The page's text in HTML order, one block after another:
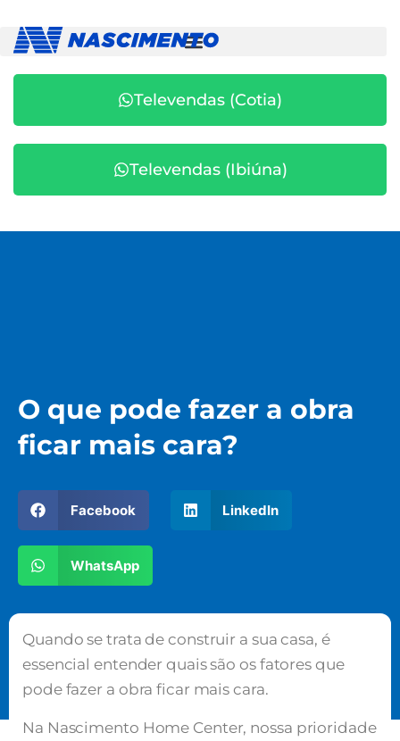
Televendas (Cotia)
Televendas (Ibiúna)
O que pode fazer a obra
ficar mais cara?
Facebook LinkedIn
WhatsApp
Quando se trata de construir a sua casa, é
essencial entender quais são os fatores que
pode fazer a obra ficar mais cara.
Na Nascimento Home Center, nossa prioridade